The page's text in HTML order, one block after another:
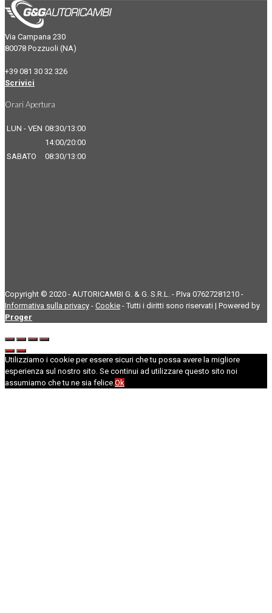
Via Campana 230
80078 Pozzuoli (NA)
+39 081 30 32 326
Scrivici
Orari Apertura
LUN - VEN 08:30/13:00
14:00/20:00
SABATO
08:30/13:00
Copyright © 2020 - AUTORICAMBI G. & G. S.R.L. - P.Iva 07627281210 -
Informativa sulla privacy - Cookie - Tutti i diritti sono riservati | Powered by
Proger
Utilizziamo i cookie per essere sicuri che tu possa avere la migliore
esperienza sul nostro sito. Se continui ad utilizzare questo sito noi
assumiamo che tu ne sia felice.Ok